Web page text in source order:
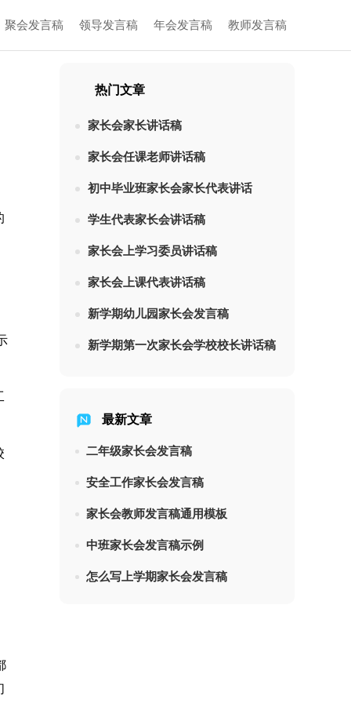
聚会发言稿 领导发言稿 年会发言稿 教师发言稿
热门文章
家长会家长讲话稿
家长会任课老师讲话稿
初中毕业班家长会家长代表讲话
学生代表家长会讲话稿
家长会上学习委员讲话稿
家长会上课代表讲话稿
新学期幼儿园家长会发言稿
新学期第一次家长会学校校长讲话稿
最新文章
二年级家长会发言稿
安全工作家长会发言稿
家长会教师发言稿通用模板
中班家长会发言稿示例
怎么写上学期家长会发言稿